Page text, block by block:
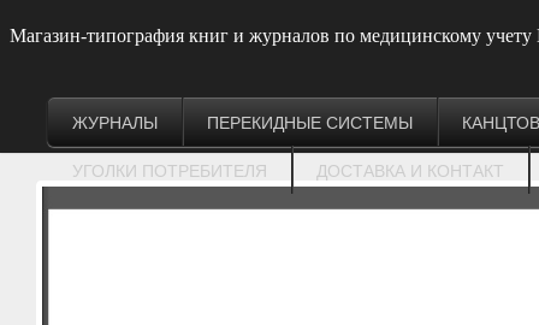
Магазин-типография книг и журналов по медицинскому
ЖУРНАЛЫ ПЕРЕКИДНЫЕ СИСТЕМЫ
УГОЛКИ ПОТРЕБИТЕЛЯ ДОСТАВКА И КОНТАКТ